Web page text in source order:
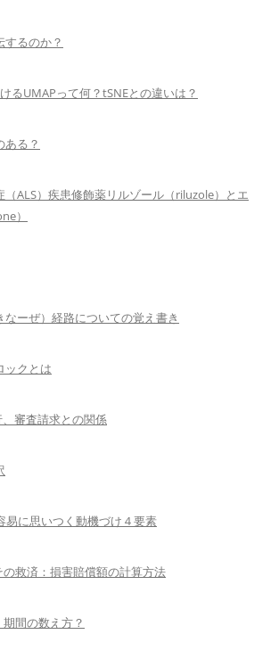
るのか？
るUMAPって何？tSNEとの違いは？
ある？
ALS）疾患修飾薬リルゾール（riluzole）とエ
）
なーぜ）経路についての覚え書き
ックとは
審査請求との関係
易に思いつく動機づけ４要素
救済：損害賠償額の計算方法
間の数え方？